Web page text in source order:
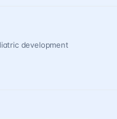
development